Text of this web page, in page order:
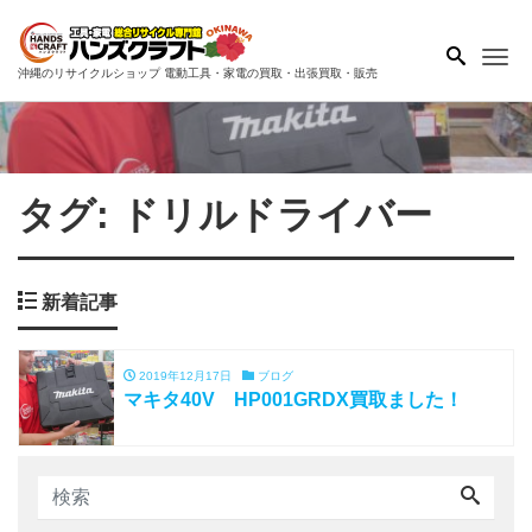
沖縄のリサイクルショップ 電動工具・家電の買取・出張買取・販売
タグ: ドリルドライバー
新着記事
2019年12月17日 ブログ
マキタ40V HP001GRDX買取ました！